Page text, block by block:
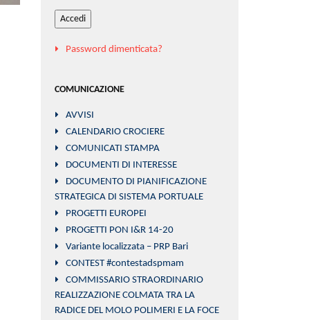
Accedi
Password dimenticata?
COMUNICAZIONE
AVVISI
CALENDARIO CROCIERE
COMUNICATI STAMPA
DOCUMENTI DI INTERESSE
DOCUMENTO DI PIANIFICAZIONE
STRATEGICA DI SISTEMA PORTUALE
PROGETTI EUROPEI
PROGETTI PON I&R 14-20
Variante localizzata – PRP Bari
CONTEST #contestadspmam
COMMISSARIO STRAORDINARIO
REALIZZAZIONE COLMATA TRA LA
RADICE DEL MOLO POLIMERI E LA FOCE